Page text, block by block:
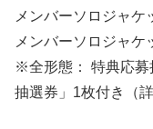
メンバーソロジャケ
メンバーソロジャケ
※全形態： 特典応募
抽選券」1枚付き（